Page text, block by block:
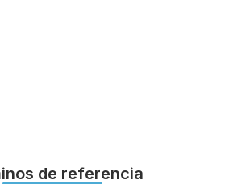
de referencia